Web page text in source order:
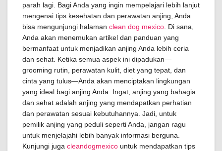
parah lagi. Bagi Anda yang ingin mempelajari lebih lanjut
mengenai tips kesehatan dan perawatan anjing, Anda
bisa mengunjungi halaman clean dog mexico . Di sana,
Anda akan menemukan artikel dan panduan yang
bermanfaat untuk menjadikan anjing Anda lebih ceria
dan sehat. Ketika semua aspek ini dipadukan—
grooming rutin, perawatan kulit, diet yang tepat, dan
cinta yang tulus—Anda akan menciptakan lingkungan
yang ideal bagi anjing Anda. Ingat, anjing yang bahagia
dan sehat adalah anjing yang mendapatkan perhatian
dan perawatan sesuai kebutuhannya. Jadi, untuk
pemilik anjing yang peduli seperti Anda, jangan ragu
untuk menjelajahi lebih banyak informasi berguna.
Kunjungi juga cleandogmexico untuk mendapatkan tips